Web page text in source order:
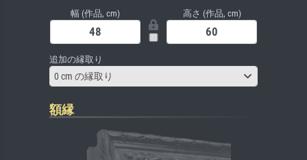
幅 (作品, cm) 高さ (作品, cm)
追加の縁取り
0 cm の縁取り
額縁